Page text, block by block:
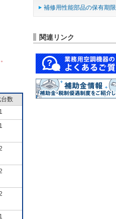
数
補修用性能部品の保有期限
関連リンク